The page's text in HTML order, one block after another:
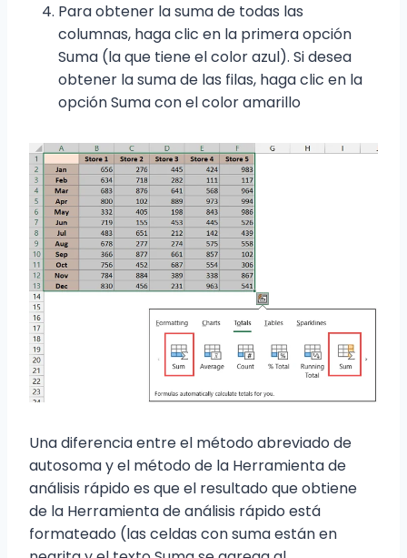
Para obtener la suma de todas las
columnas, haga clic en la primera opción
Suma (la que tiene el color azul). Si desea
obtener la suma de las filas, haga clic en la
opción Suma con el color amarillo
Una diferencia entre el método abreviado de
autosoma y el método de la Herramienta de
análisis rápido es que el resultado que obtiene
de la Herramienta de análisis rápido está
formateado (las celdas con suma están en